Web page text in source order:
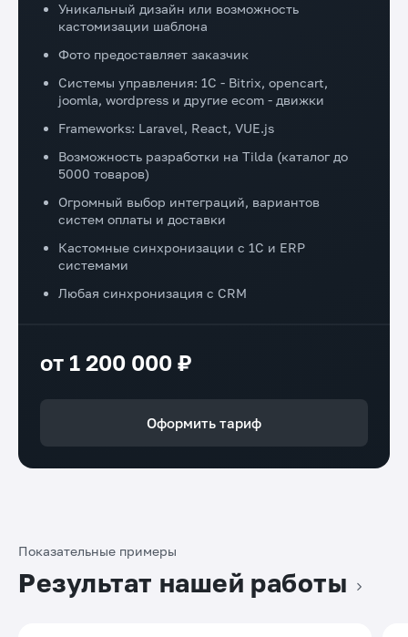
Уникальный дизайн или возможность
кастомизации шаблона
Фото предоставляет заказчик
Системы управления: 1C - Bitrix, opencart,
joomla, wordpress и другие ecom - движки
Frameworks: Laravel, React, VUE.js
Возможность разработки на Tilda (каталог до
5000 товаров)
Огромный выбор интеграций, вариантов
систем оплаты и доставки
Кастомные синхронизации с 1С и ERP
системами
Любая синхронизация с CRM
от 1 200 000 ₽
Оформить тариф
Показательные примеры
Результат нашей работы